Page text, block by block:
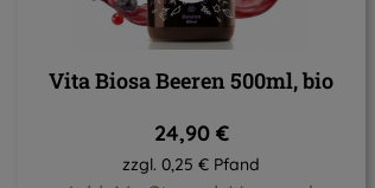
Vita Biosa Beeren 500ml, bio
Regulärer Preis:
24,90 €
zzgl. 0,25 € Pfand